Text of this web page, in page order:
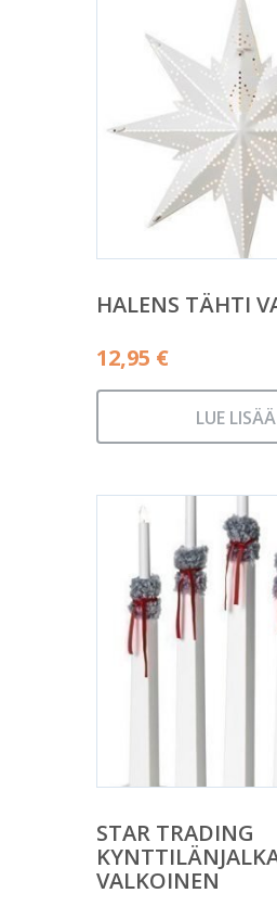
HALENS TÄHTI
12,95 €
LUE
STAR TRADING
VALKOINEN